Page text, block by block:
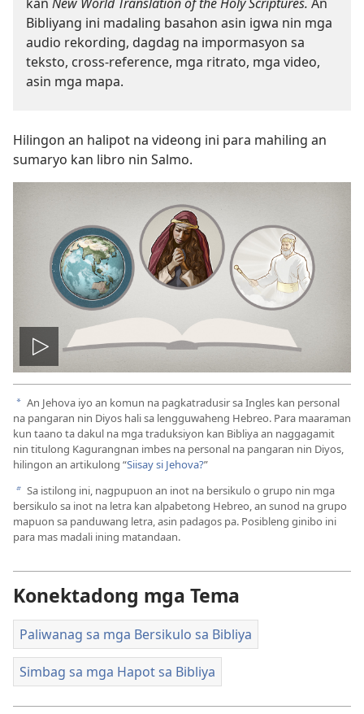
kan New World Translation of the Holy Scriptures. An
Bibliyang ini madaling basahon asin igwa nin mga
audio rekording, dagdag na impormasyon sa
teksto, cross-reference, mga ritrato, mga video,
asin mga mapa.
Hilingon an halipot na videong ini para mahiling an
sumaryo kan libro nin Salmo.
I-
play
an
video
a An Jehova iyo an komun na pagkatradusir sa Ingles kan personal
na pangaran nin Diyos hali sa lengguwaheng Hebreo. Para maaraman
kun taano ta dakul na mga traduksiyon kan Bibliya an naggagamit
nin titulong Kagurangnan imbes na personal na pangaran nin Diyos,
hilingon an artikulong “Siisay si Jehova?”
b Sa istilong ini, nagpupuon an inot na bersikulo o grupo nin mga
bersikulo sa inot na letra kan alpabetong Hebreo, an sunod na grupo
mapuon sa panduwang letra, asin padagos pa. Posibleng ginibo ini
para mas madali ining matandaan.
Konektadong mga Tema
Paliwanag sa mga Bersikulo sa Bibliya
Simbag sa mga Hapot sa Bibliya